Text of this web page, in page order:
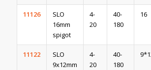
11126
SLO
16mm
spigot
4-
20
40-
180
16
11122
SLO
9x12mm
4-
20
40-
180